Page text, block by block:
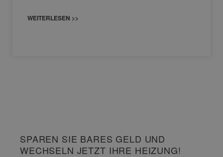
WEITERLESEN >>
SPAREN SIE BARES GELD UND
WECHSELN JETZT IHRE HEIZUNG!